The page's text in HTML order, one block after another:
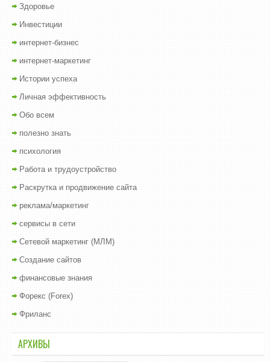
Здоровье
Инвестиции
интернет-бизнес
интернет-маркетинг
Истории успеха
Личная эффективность
Обо всем
полезно знать
психология
Работа и трудоустройство
Раскрутка и продвижение сайта
реклама/маркетинг
сервисы в сети
Сетевой маркетинг (МЛМ)
Создание сайтов
финансовые знания
Форекс (Forex)
Фриланс
АРХИВЫ